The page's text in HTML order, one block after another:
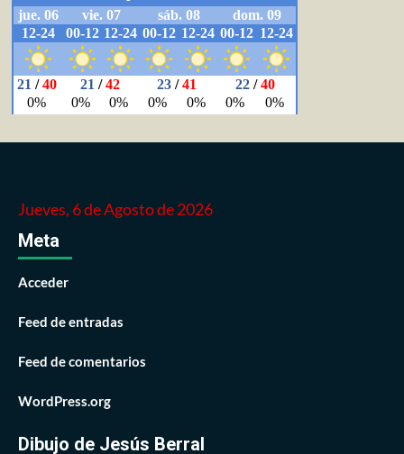
Jueves, 6 de Agosto de 2026
Meta
Acceder
Feed de entradas
Feed de comentarios
WordPress.org
Dibujo de Jesús Berral